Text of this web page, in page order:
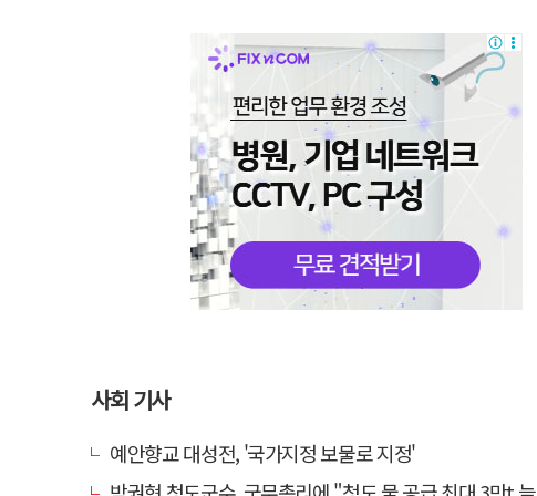
사회 기사
예안향교 대성전, '국가지정 보물로 지정'